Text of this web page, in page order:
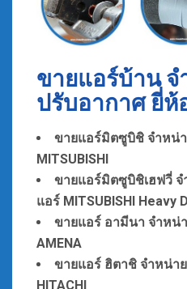
ขายแอร์บ้าน จ
ปรับอากาศ ยี่ห้
ขายแอร์มิตซูบิชิ จำหน่
MITSUBISHI
ขายแอร์มิตซูบิชิเฮฟวี่ จ
แอร์ MITSUBISHI Heavy
ขายแอร์ อามีนา จำหน่
AMENA
ขายแอร์ ฮิตาชิ จำหน่าย
HITACHI